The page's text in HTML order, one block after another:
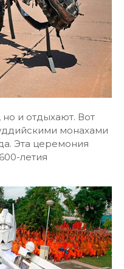
но и отдыхают. Вот
монахами
Эта церемония
летия